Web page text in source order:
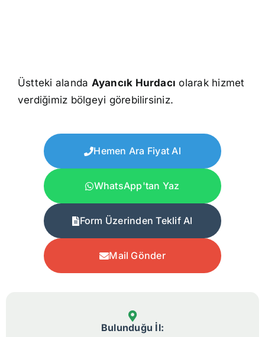
Üstteki alanda Ayancık Hurdacı olarak hizmet
verdiğimiz bölgeyi görebilirsiniz.
Hemen Ara Fiyat Al
WhatsApp'tan Yaz
Form Üzerinden Teklif Al
Mail Gönder
Bulunduğu İl: